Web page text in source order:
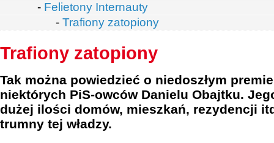
- Felietony Internauty
- Trafiony zatopiony
Trafiony zatopiony
Tak można powiedzieć o niedoszłym
niektórych PiS-owców Danielu Obajtku.
dużej ilości domów, mieszkań, rezydencji
trumny tej władzy.